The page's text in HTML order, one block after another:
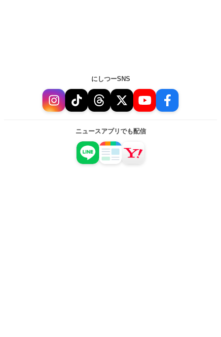
にしつーSNS
ニュースアプリでも配信